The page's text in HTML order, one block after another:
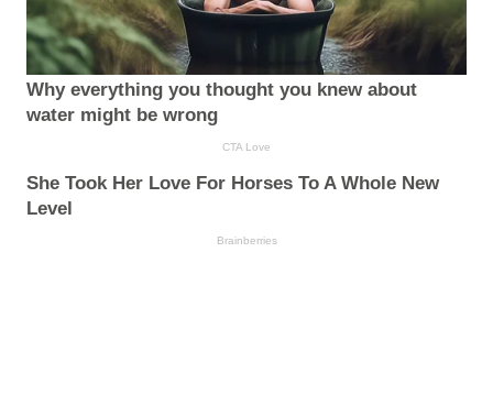
Why everything you thought you knew about
water might be wrong
CTA Love
She Took Her Love For Horses To A Whole New
Level
Brainberries